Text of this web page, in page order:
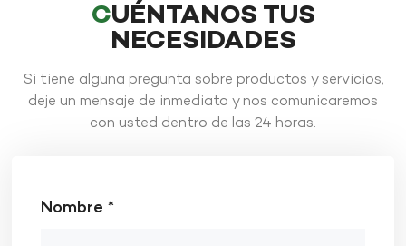
CUÉNTANOS TUS
NECESIDADES
Si tiene alguna pregunta sobre productos y servicios,
deje un mensaje de inmediato y nos comunicaremos
con usted dentro de las 24 horas.
Nombre *